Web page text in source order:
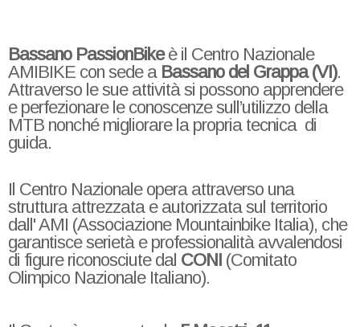
Bassano PassionBikeè il Centro Nazionale
AMIBIKE con sede a Bassano del Grappa (VI).
Attraverso le sue attività si possono apprendere
e perfezionare le conoscenze sull’utilizzo della
MTB nonché migliorare la propria tecnica di
guida.
Il Centro Nazionale opera attraverso una
struttura attrezzata e autorizzata sul territorio
dall' AMI (Associazione Mountainbike Italia), che
garantisce serietà e professionalità avvalendosi
di figure riconosciute dal CONI (Comitato
Olimpico Nazionale Italiano).